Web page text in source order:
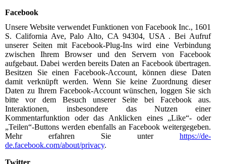
Facebook
Unsere Website verwendet Funktionen von Facebook Inc., 1601
S. California Ave, Palo Alto, CA 94304, USA . Bei Aufruf
unserer Seiten mit Facebook-Plug-Ins wird eine Verbindung
zwischen Ihrem Browser und den Servern von Facebook
aufgebaut. Dabei werden bereits Daten an Facebook übertragen.
Besitzen Sie einen Facebook-Account, können diese Daten
damit verknüpft werden. Wenn Sie keine Zuordnung dieser
Daten zu Ihrem Facebook-Account wünschen, loggen Sie sich
bitte vor dem Besuch unserer Seite bei Facebook aus.
Interaktionen, insbesondere das Nutzen einer
Kommentarfunktion oder das Anklicken eines „Like“- oder
„Teilen“-Buttons werden ebenfalls an Facebook weitergegeben.
Mehr erfahren Sie unter https://de-
de.facebook.com/about/privacy.
Twitter